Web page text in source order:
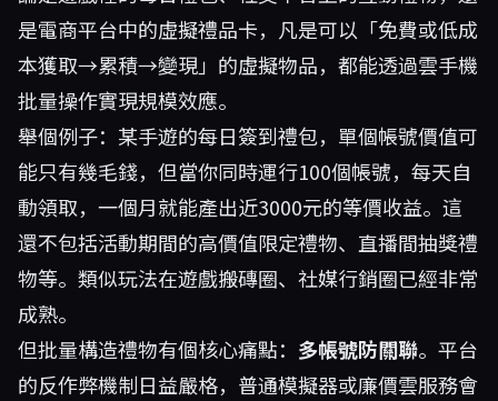
是電商平台中的虛擬禮品卡，凡是可以「免費或低成
本獲取→累積→變現」的虛擬物品，都能透過雲手機
批量操作實現規模效應。
舉個例子：某手遊的每日簽到禮包，單個帳號價值可
能只有幾毛錢，但當你同時運行100個帳號，每天自
動領取，一個月就能產出近3000元的等價收益。這
還不包括活動期間的高價值限定禮物、直播間抽獎禮
物等。類似玩法在遊戲搬磚圈、社媒行銷圈已經非常
成熟。
但批量構造禮物有個核心痛點： 多帳號防關聯。平台
的反作弊機制日益嚴格，普通模擬器或廉價雲服務會